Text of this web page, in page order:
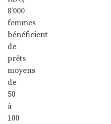
8’000
femmes
bénéficient
de
prêts
moyens
de
50
à
100